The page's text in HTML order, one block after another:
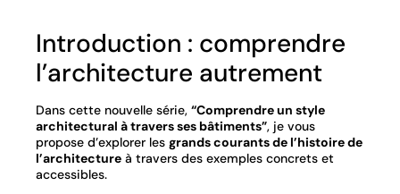
Introduction : comprendre
l’architecture autrement
Dans cette nouvelle série, “Comprendre un style
architectural à travers ses bâtiments”, je vous
propose d’explorer les grands courants de l’histoire de
l’architecture à travers des exemples concrets et
accessibles.